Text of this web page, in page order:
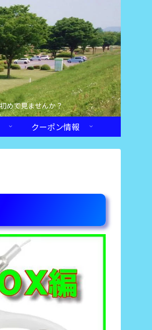
めて見ませんか？
クーポン情報